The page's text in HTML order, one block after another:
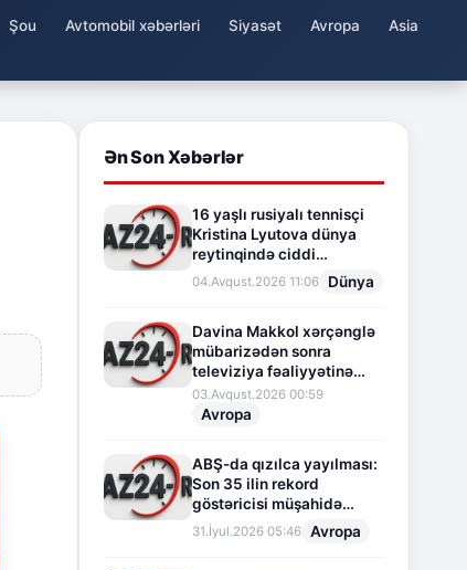
Şou Avtomobil xəbərləri Siyasət Avropa
Asia
Ən Son Xəbərlər
16 yaşlı rusiyalı tennisçi
Kristina Lyutova dünya
reytinqində ciddi
irəliləyişə imza atdı
04.Avqust.2026 11:06 Dünya
Davina Makkol xərçənglə
mübarizədən sonra
televiziya fəaliyyətinə
fasilə verir
03.Avqust.2026 00:59
Avropa
ABŞ-da qızılca yayılması:
Son 35 ilin rekord
göstəricisi müşahidə
olunur
31.İyul.2026 05:46 Avropa